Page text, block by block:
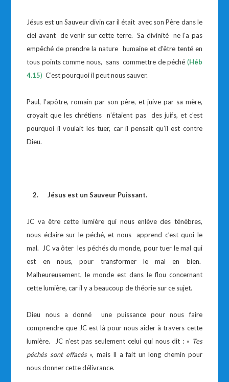
Jésus est un Sauveur divin car il était avec son Père dans le
ciel avant de venir sur cette terre. Sa divinité ne l’a pas
empêché de prendre la nature humaine et d’être tenté en
tous points comme nous, sans commettre de péché (Héb
4.15) C’est pourquoi il peut nous sauver.
Paul, l’apôtre, romain par son père, et juive par sa mère,
croyait que les chrétiens n’étaient pas des juifs, et c’est
pourquoi il voulait les tuer, car il pensait qu’il est contre
Dieu.
2.Jésus est un Sauveur Puissant.
JC va être cette lumière qui nous enlève des ténèbres,
nous éclaire sur le péché, et nous apprend c’est quoi le
mal. JC va ôter les péchés du monde, pour tuer le mal qui
est en nous, pour transformer le mal en bien.
Malheureusement, le monde est dans le flou concernant
cette lumière, car il y a beaucoup de théorie sur ce sujet.
Dieu nous a donné une puissance pour nous faire
comprendre que JC est là pour nous aider à travers cette
lumière. JC n’est pas seulement celui qui nous dit : « Tes
péchés sont effacés», mais Il a fait un long chemin pour
nous donner cette délivrance.